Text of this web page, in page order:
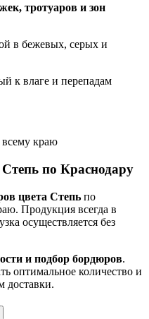
тротуаров и зон
в бежевых, серых и
к влаге и перепадам
краю
по Краснодару
цвета Степь по
Продукция всегда в
осуществляется без
и подбор бордюров.
оптимальное количество и
доставки.